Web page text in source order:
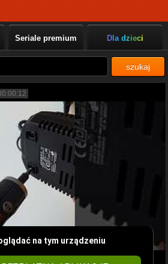
Seriale premium Dla dzieci
szukaj
na tym urządzeniu